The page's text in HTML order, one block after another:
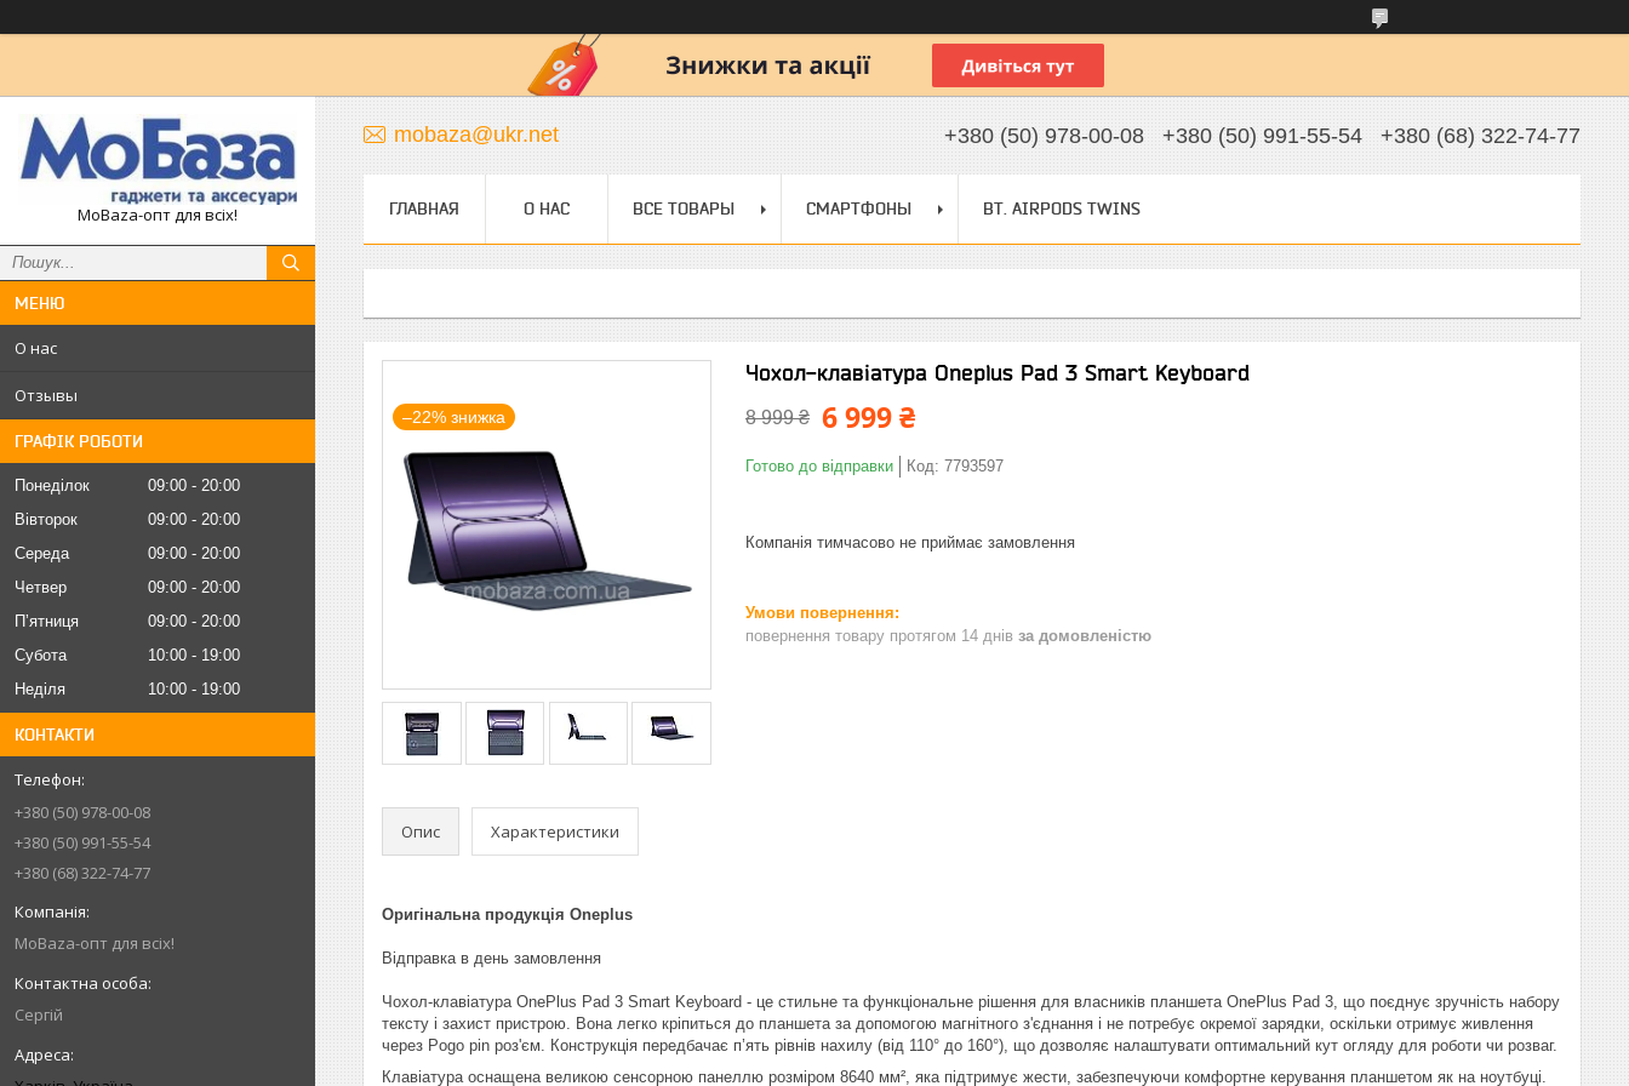
MoBaza-опт для всіх!
О нас
Отзывы
ГРАФІК РОБОТИ
Понеділок 09:00
20:00
Вівторок
09:00
20:00
Середа
09:00
20:00
Четвер
09:00
20:00
Пʼятниця
09:00
20:00
Субота
10:00
19:00
Неділя
10:00 19:00
КОНТАКТИ
+380 (50) 978-00-08
+380 (50) 991-55-54
+380 (68) 322-74-77
MoBaza-опт для всіх!
Сергій
mobaza@ukr.net +380 (50) 978-00-08 +380 (50) 991-55-54 +380 (68) 322-74-77
ГЛАВНАЯ О НАС ВСЕ ТОВАРЫ СМАРТФОНЫ BT. AIRPODS TWINS
–22%
Чохол-клавіатура Oneplus Pad 3 Smart Keyboard
8 999 ₴ 6 999 ₴
Готово до відправки Код: 7793597
Компанія тимчасово не приймає замовлення
повернення товару протягом 14 днів за домовленістю
Опис Характеристики
Оригінальна продукція Oneplus
Відправка в день замовлення
Чохол-клавіатура OnePlus Pad 3 Smart Keyboard - це стильне та функціональне рішення для власників планшета OnePlus Pad 3, що поєднує зручність набору
тексту і захист пристрою. Вона легко кріпиться до планшета за допомогою магнітного з'єднання і не потребує окремої зарядки, оскільки отримує живлення
через Pogo pin роз'єм. Конструкція передбачає п’ять рівнів нахилу (від 110° до 160°), що дозволяє налаштувати оптимальний кут огляду для роботи чи розваг.
Клавіатура оснащена великою сенсорною панеллю розміром 8640 мм², яка підтримує жести, забезпечуючи комфортне керування планшетом як на ноутбуці.